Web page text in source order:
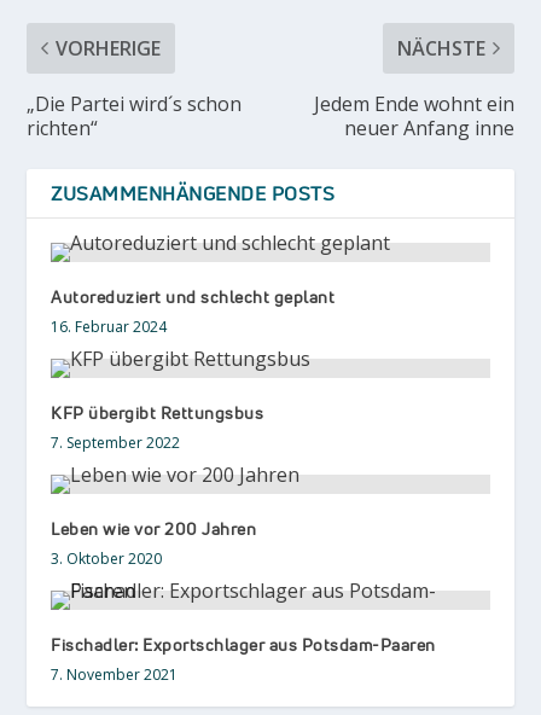
VORHERIGE
„Die Partei wird´s schon
richten“
NÄCHSTE
Jedem Ende wohnt ein
neuer Anfang inne
ZUSAMMENHÄNGENDE POSTS
Autoreduziert und schlecht geplant
16. Februar 2024
KFP übergibt Rettungsbus
7. September 2022
Leben wie vor 200 Jahren
3. Oktober 2020
Fischadler: Exportschlager aus Potsdam-Paaren
7. November 2021